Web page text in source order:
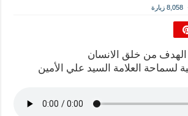
8,058 زيارة
الهدف من خلق الانسان
لسماحة العلامة السيد علي الأمين